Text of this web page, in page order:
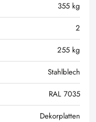
355 kg
2
255 kg
Stahlblech
RAL 7035
Dekorplatten